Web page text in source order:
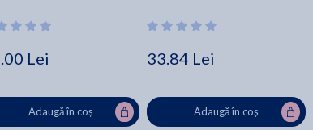
Lei
Adaugă în coș
33.84 Lei
Adaugă în coș